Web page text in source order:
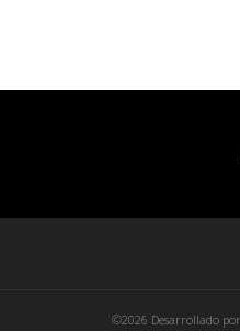
©2026 Desarrollado por